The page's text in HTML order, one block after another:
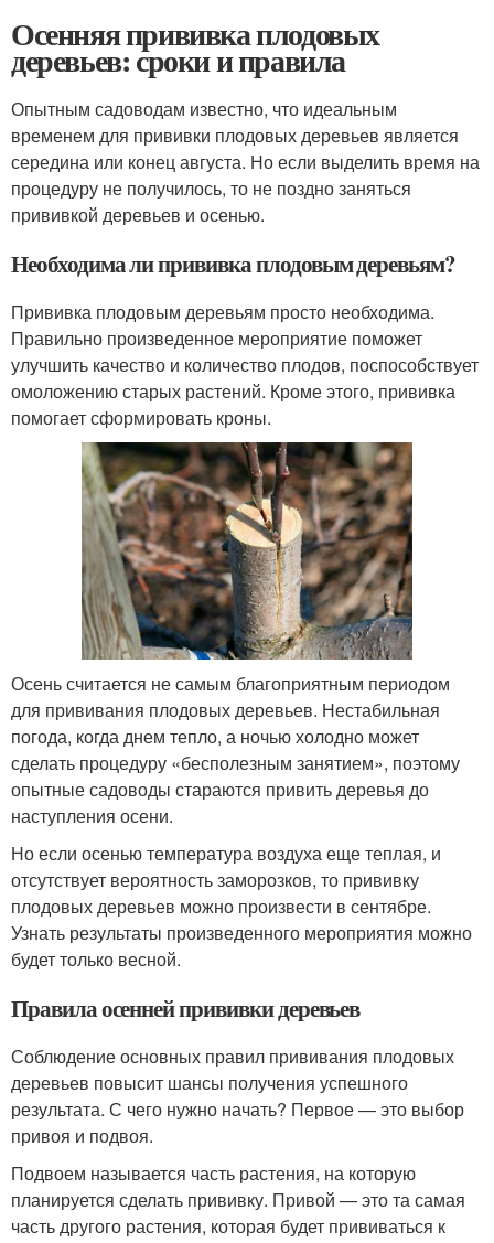
Осенняя прививка плодовых
деревьев: сроки и правила
Опытным садоводам известно, что идеальным
временем для прививки плодовых деревьев является
середина или конец августа. Но если выделить время на
процедуру не получилось, то не поздно заняться
прививкой деревьев и осенью.
Необходима ли прививка плодовым деревьям?
Прививка плодовым деревьям просто необходима.
Правильно произведенное мероприятие поможет
улучшить качество и количество плодов, поспособствует
омоложению старых растений. Кроме этого, прививка
помогает сформировать кроны.
Осень считается не самым благоприятным периодом
для прививания плодовых деревьев. Нестабильная
погода, когда днем тепло, а ночью холодно может
сделать процедуру «бесполезным занятием», поэтому
опытные садоводы стараются привить деревья до
наступления осени.
Но если осенью температура воздуха еще теплая, и
отсутствует вероятность заморозков, то прививку
плодовых деревьев можно произвести в сентябре.
Узнать результаты произведенного мероприятия можно
будет только весной.
Правила осенней прививки деревьев
Соблюдение основных правил прививания плодовых
деревьев повысит шансы получения успешного
результата. С чего нужно начать? Первое — это выбор
привоя и подвоя.
Подвоем называется часть растения, на которую
планируется сделать прививку. Привой — это та самая
часть другого растения, которая будет прививаться к